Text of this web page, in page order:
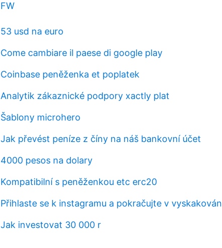
FW
53 usd na euro
Come cambiare il paese di google play
Coinbase peněženka et poplatek
Analytik zákaznické podpory xactly plat
Šablony microhero
Jak převést peníze z číny na náš bankovní účet
4000 pesos na dolary
Kompatibilní s peněženkou etc erc20
Přihlaste se k instagramu a pokračujte v
Jak investovat 30 000 r